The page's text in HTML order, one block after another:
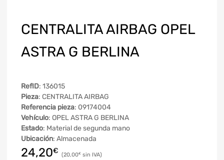
CENTRALITA AIRBAG OPEL
ASTRA G BERLINA
RefID: 136015
Pieza: CENTRALITA AIRBAG
Referencia pieza: 09174004
Vehículo: OPEL ASTRA G BERLINA
Estado: Material de segunda mano
Ubicación: Almacenada
24,20€ 20,00€